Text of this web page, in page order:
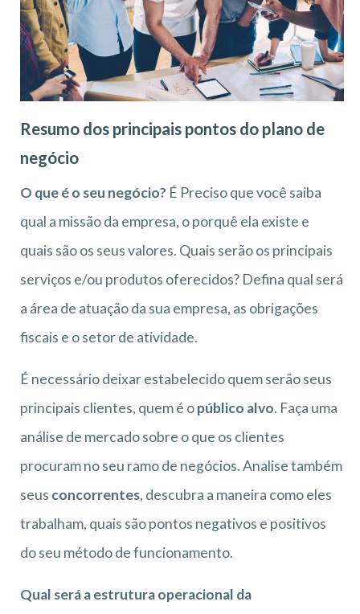
Resumo dos principais pontos do plano de
negócio
O que é o seu negócio? É Preciso que você saiba
qual a missão da empresa, o porquê ela existe e
quais são os seus valores. Quais serão os principais
serviços e/ou produtos oferecidos? Defina qual será
a área de atuação da sua empresa, as obrigações
fiscais e o setor de atividade.
É necessário deixar estabelecido quem serão seus
principais clientes, quem é opúblico alvo. Faça uma
análise de mercado sobre o que os clientes
procuram no seu ramo de negócios. Analise também
seus concorrentes, descubra a maneira como eles
trabalham, quais são pontos negativos e positivos
do seu método de funcionamento.
Qual será a estrutura operacional da